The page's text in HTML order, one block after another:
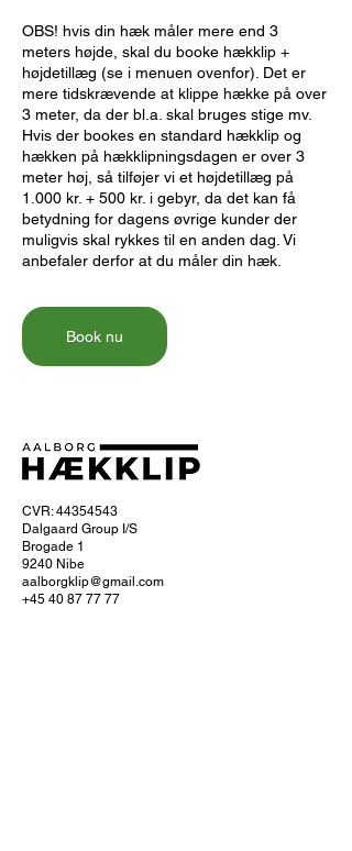
OBS! hvis din hæk måler mere end 3
meters højde, skal du booke hækklip +
højdetillæg (se i menuen ovenfor). Det er
mere tidskrævende at klippe hække på over
3 meter, da der bl.a. skal bruges stige mv.
Hvis der bookes en standard hækklip og
hækken på hækklipningsdagen er over 3
meter høj, så tilføjer vi et højdetillæg på
1.000 kr. + 500 kr. i gebyr, da det kan få
betydning for dagens øvrige kunder der
muligvis skal rykkes til en anden dag. Vi
anbefaler derfor at du måler din hæk.
Book nu
CVR: 44354543
Dalgaard Group I/S
Brogade 1
9240 Nibe
aalborgklip@gmail.com
+45 40 87 77 77